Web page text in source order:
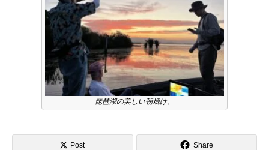
琵琶湖の美しい朝焼け。
Post Share